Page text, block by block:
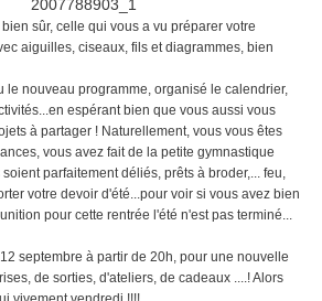
sûr, celle qui vous a vu préparer votre
aiguilles, ciseaux, fils et diagrammes, bien
le nouveau programme, organisé le calendrier,
espérant bien que vous aussi vous
à partager ! Naturellement, vous vous êtes
vous avez fait de la petite gymnastique
parfaitement déliés, prêts à broder,... feu,
votre devoir d'été...pour voir si vous avez bien
pour cette rentrée l'été n'est pas terminé...
septembre à partir de 20h, pour une nouvelle
de sorties, d'ateliers, de cadeaux ....! Alors